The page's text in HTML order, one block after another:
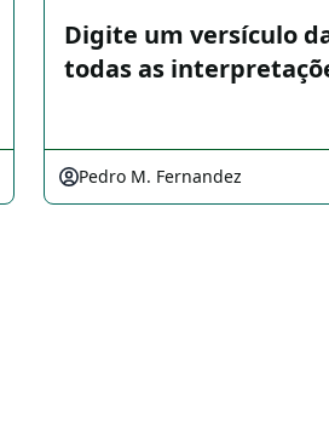
Digite um versículo
todas as
Pedro M. Fernandez